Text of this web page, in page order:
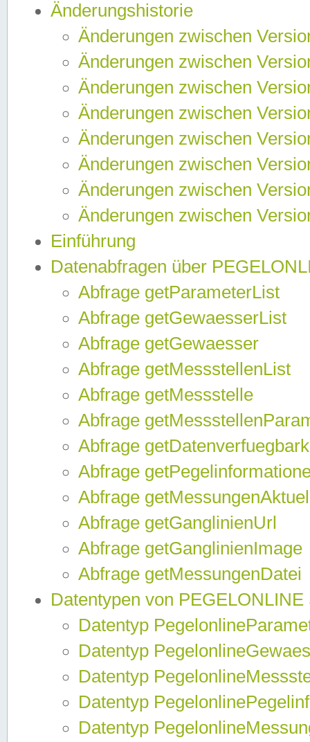
Änderungshistorie
Änderungen zwischen
Änderungen zwischen
Änderungen zwischen
Änderungen zwischen
Änderungen zwischen
Änderungen zwischen
Änderungen zwischen
Änderungen zwischen
Einführung
Datenabfragen über
Abfrage getParameterList
Abfrage getGewaesserList
Abfrage getGewaesser
Abfrage getMessstellenList
Abfrage getMessstelle
Abfrage
Abfrage
Abfrage
Abfrage
Abfrage getGanglinienUrl
Abfrage getGanglinienImage
Abfrage getMessungenDatei
Datentypen von
Datentyp
Datentyp
Datentyp
Datentyp
Datentyp